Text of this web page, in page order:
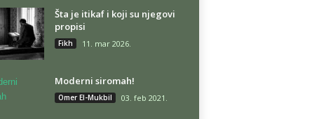
Šta je itikaf i koji su njegovi
propisi
Fikh 11. mar 2026.
Moderni siromah!
Omer El-Mukbil 03. feb 2021.